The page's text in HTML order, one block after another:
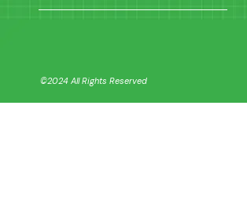
©2024 All Rights Reserved